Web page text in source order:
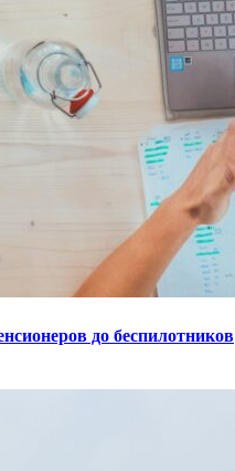
до беспилотников